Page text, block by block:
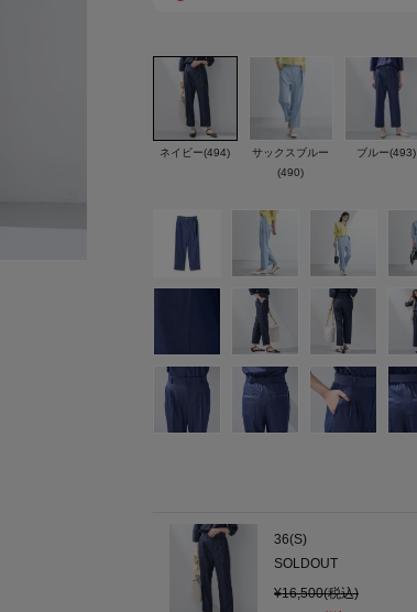
ネイビー(494)
サックスブルー
(490)
ブルー(493)
36(S)
SOLDOUT
¥16,500(税込)